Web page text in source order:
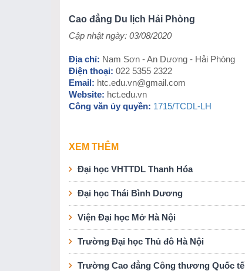
Cao đẳng Du lịch Hải Phòng
Cập nhật ngày: 03/08/2020
Địa chỉ: Nam Sơn - An Dương - Hải Phòng
Điện thoại: 022 5355 2322
Email: htc.edu.vn@gmail.com
Website: hct.edu.vn
Công văn ủy quyền: 1715/TCDL-LH
XEM THÊM
Đại học VHTTDL Thanh Hóa
Đại học Thái Bình Dương
Viện Đại học Mở Hà Nội
Trường Đại học Thủ đô Hà Nội
Trường Cao đẳng Công thương Quốc tế